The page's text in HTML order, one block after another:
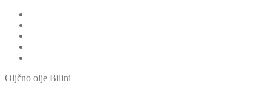
Oljčno olje Bilini